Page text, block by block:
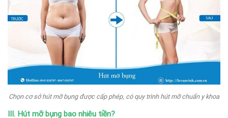
Chọn cơ sở hút mỡ bụng được cấp phép, có quy trình hút mỡ chuẩn y khoa
III. Hút mỡ bụng bao nhiêu tiền?